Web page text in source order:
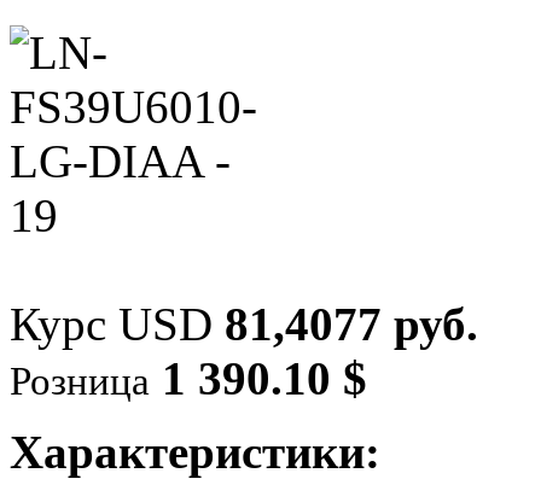
Курс USD 81,4077 руб.
Розница 1 390.10 $
Характеристики: